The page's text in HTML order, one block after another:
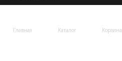
Главная Каталог Корзина
Политика персональных данных